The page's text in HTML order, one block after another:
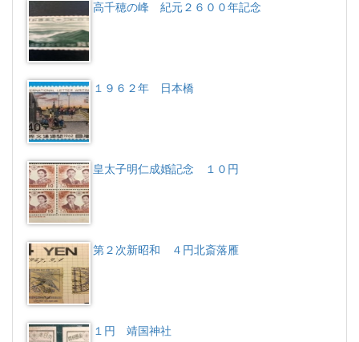
高千穂の峰 紀元２６００年記念
１９６２年 日本橋
皇太子明仁成婚記念 １０円
第２次新昭和 ４円北斎落雁
１円 靖国神社